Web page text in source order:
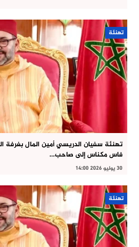
تهنئة
تهنئة سفيان الدريسي أمين المال بغرفة
فاس مكناس إلى صاحب…
30 يوليو 2026 14:00
تهنئة